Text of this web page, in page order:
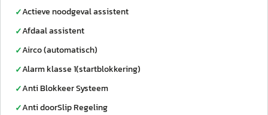
✓Actieve noodgeval assistent
✓Afdaal assistent
✓Airco (automatisch)
✓Alarm klasse 1(startblokkering)
✓Anti Blokkeer Systeem
✓Anti doorSlip Regeling